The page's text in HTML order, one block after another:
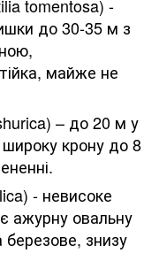
tomentosa) -
до 30-35 м з
майже не
– до 20 м у
крону до 8
- невисоке
ажурну овальну
знизу